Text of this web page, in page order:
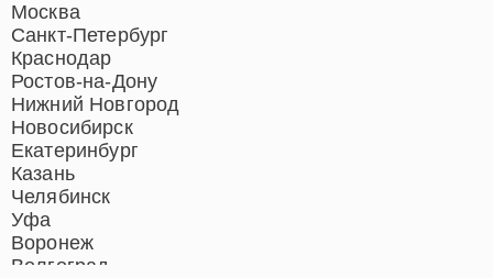
Москва
Санкт-Петербург
Краснодар
Ростов-на-Дону
Нижний Новгород
Новосибирск
Екатеринбург
Казань
Челябинск
Уфа
Воронеж
Волгоград